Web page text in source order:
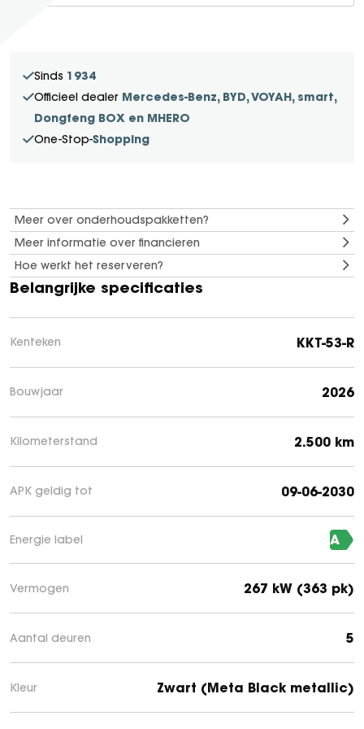
SEAL 6 DM-I TOURING
ATTO 2
ATTO 2 DM-I
Sinds 1934
Officieel dealer Mercedes-Benz, BYD, VOYAH, smart,
Dongfeng BOX en MHERO
One-Stop-Shopping
Meer over onderhoudspakketten?
Meer informatie over financieren
Hoe werkt het reserveren?
Belangrijke specificaties
Kenteken KKT-53-R
Bouwjaar 2026
Kilometerstand 2.500 km
APK geldig tot 09-06-2030
Energie label A
Vermogen 267 kW (363 pk)
Aantal deuren 5
Kleur Zwart (Meta Black metallic)